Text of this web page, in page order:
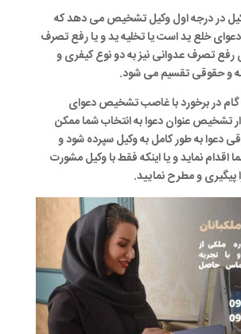
در درجه اول وکیل تشخیص می دهد که
خلع ید است یا تخلیه ید و یا رفع تصرف
تصرف عدوانی نیز به دو نوع کیفری و
و حقوقی تقسیم می شود.
گام در برخورد با غاصب تشخیص دعوای
عنوان دعوا به انتخاب شما ممکن
دعوا به طور کامل به وکیل سپرده شود و
اقدام نماید و یا اینکه فقط با وکیل مشورت
پیگیری و مطرح نمایید.